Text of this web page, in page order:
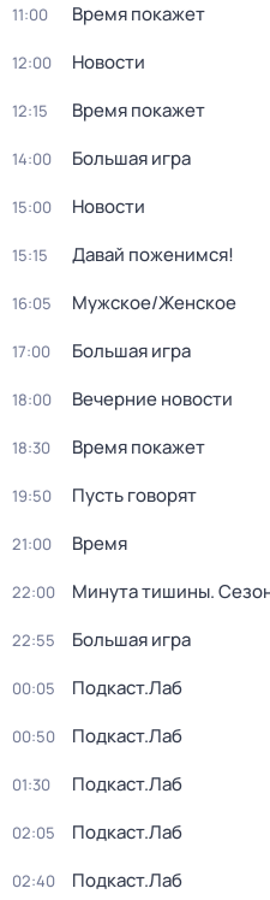
11:00 Время покажет
12:00 Новости
12:15 Время покажет
14:00 Большая игра
15:00 Новости
15:15 Давай поженимся!
16:05 Мужское/Женское
17:00 Большая игра
18:00 Вечерние новости
18:30 Время покажет
19:50 Пусть говорят
21:00 Время
22:00 Минута тишины.
22:55 Большая игра
00:05 Подкаст.Лаб
00:50 Подкаст.Лаб
01:30 Подкаст.Лаб
02:05 Подкаст.Лаб
02:40 Подкаст.Лаб